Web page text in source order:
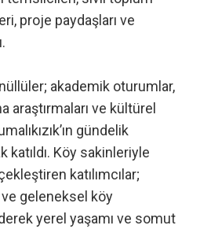
proje paydaşları ve
akademik oturumlar,
araştırmaları ve kültürel
gündelik
katıldı. Köy sakinleriyle
katılımcılar;
geleneksel köy
yerel yaşamı ve somut